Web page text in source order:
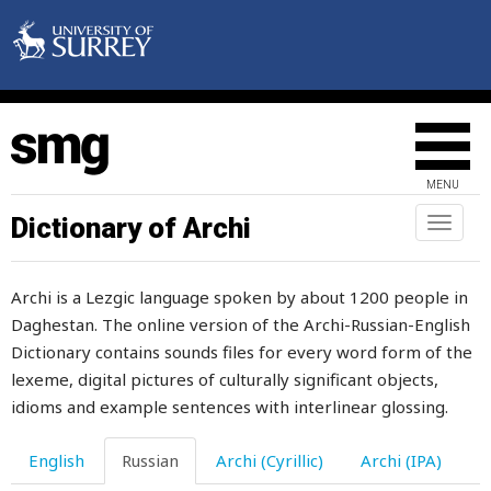
MENU
Toggle
Dictionary of Archi
Archi is a Lezgic language spoken by about 1200 people in
Daghestan. The online version of the Archi-Russian-English
Dictionary contains sounds files for every word form of the
lexeme, digital pictures of culturally significant objects,
idioms and example sentences with interlinear glossing.
English Russian Archi (Cyrillic) Archi (IPA)
когда-либо
коготь
кожа
кожаный
коза
козел
козинак